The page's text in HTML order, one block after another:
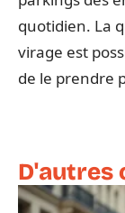
quotidien. La
virage est
de le prendre
D'autres